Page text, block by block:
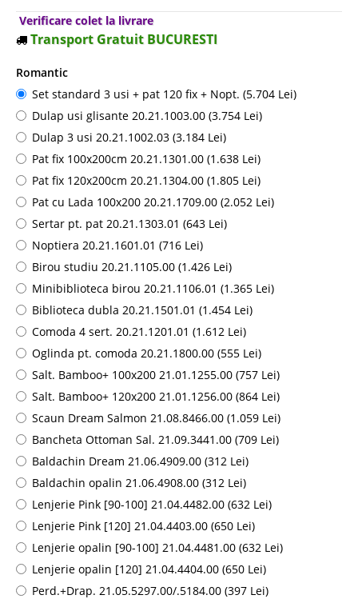
Verificare colet la livrare
Transport Gratuit BUCURESTI
Romantic
Set standard 3 usi + pat 120 fix + Nopt. (5.704 Lei)
Dulap usi glisante 20.21.1003.00 (3.754 Lei)
Dulap 3 usi 20.21.1002.03 (3.184 Lei)
Pat fix 100x200cm 20.21.1301.00 (1.638 Lei)
Pat fix 120x200cm 20.21.1304.00 (1.805 Lei)
Pat cu Lada 100x200 20.21.1709.00 (2.052 Lei)
Sertar pt. pat 20.21.1303.01 (643 Lei)
Noptiera 20.21.1601.01 (716 Lei)
Birou studiu 20.21.1105.00 (1.426 Lei)
Minibiblioteca birou 20.21.1106.01 (1.365 Lei)
Biblioteca dubla 20.21.1501.01 (1.454 Lei)
Comoda 4 sert. 20.21.1201.01 (1.612 Lei)
Oglinda pt. comoda 20.21.1800.00 (555 Lei)
Salt. Bamboo+ 100x200 21.01.1255.00 (757 Lei)
Salt. Bamboo+ 120x200 21.01.1256.00 (864 Lei)
Scaun Dream Salmon 21.08.8466.00 (1.059 Lei)
Bancheta Ottoman Sal. 21.09.3441.00 (709 Lei)
Baldachin Dream 21.06.4909.00 (312 Lei)
Baldachin opalin 21.06.4908.00 (312 Lei)
Lenjerie Pink [90-100] 21.04.4482.00 (632 Lei)
Lenjerie Pink [120] 21.04.4403.00 (650 Lei)
Lenjerie opalin [90-100] 21.04.4481.00 (632 Lei)
Lenjerie opalin [120] 21.04.4404.00 (650 Lei)
Perd.+Drap. 21.05.5297.00/.5184.00 (397 Lei)